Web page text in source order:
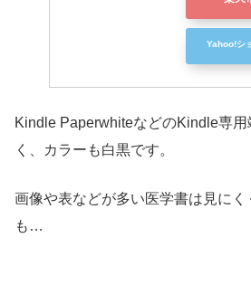
Yahoo!シ
Kindle PaperwhiteなどのKindle専用
く、カラーも白黒です。
画像や表などが多い医学書は見にく
も…